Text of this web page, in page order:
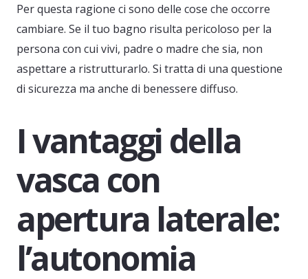
Per questa ragione ci sono delle cose che occorre
cambiare. Se il tuo bagno risulta pericoloso per la
persona con cui vivi, padre o madre che sia, non
aspettare a ristrutturarlo. Si tratta di una questione
di sicurezza ma anche di benessere diffuso.
I vantaggi della
vasca con
apertura laterale:
l’autonomia